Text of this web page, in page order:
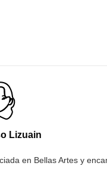
Lizuain
en Bellas Artes y